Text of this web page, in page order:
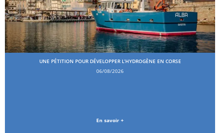
UNE PÉTITION POUR DÉVELOPPER L’HYDROGÈNE EN CORSE
06/08/2026
En savoir +